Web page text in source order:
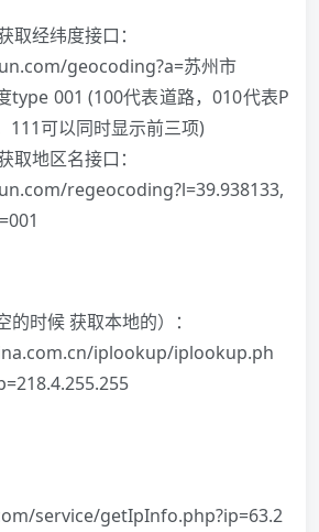
取经纬度接口：
geocoding?a=苏州市
type 001 (100代表道路，010代表P
111可以同时显示前三项)
取地区名接口：
regeocoding?l=39.938133,
时候 获取本地的）：
iplookup/iplookup.ph
service/getIpInfo.php?ip=63.2